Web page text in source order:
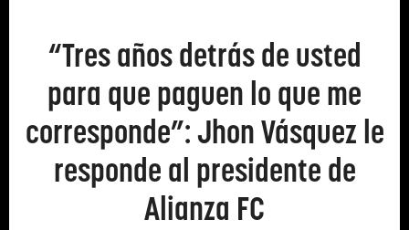
“Tres años detrás de usted
para que paguen lo que me
corresponde”: Jhon Vásquez le
responde al presidente de
Alianza FC